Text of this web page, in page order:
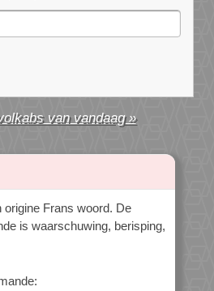
van vandaag »
Frans woord. De
is waarschuwing, berisping,